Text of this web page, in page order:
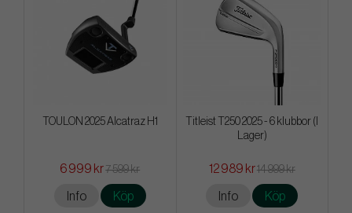
TOULON 2025 Alcatraz H1
6 999 kr7 599 kr
Info Köp
Titleist T250 2025 - 6 klubbor (I
Lager)
12 989 kr14 999 kr
Info Köp